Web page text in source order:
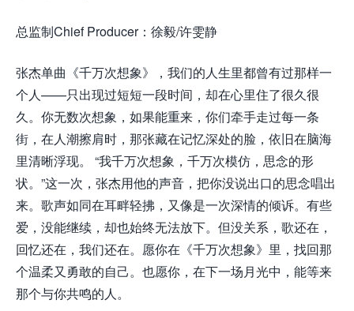
总监制Chief Producer：徐毅/许雯静
张杰单曲《千万次想象》，我们的人生里都曾有过那样一
个人——只出现过短短一段时间，却在心里住了很久很
久。你无数次想象，如果能重来，你们牵手走过每一条
街，在人潮擦肩时，那张藏在记忆深处的脸，依旧在脑海
里清晰浮现。 “我千万次想象，千万次模仿，思念的形
状。”这一次，张杰用他的声音，把你没说出口的思念唱出
来。歌声如同在耳畔轻拂，又像是一次深情的倾诉。有些
爱，没能继续，却也始终无法放下。但没关系，歌还在，
回忆还在，我们还在。愿你在《千万次想象》里，找回那
个温柔又勇敢的自己。也愿你，在下一场月光中，能等来
那个与你共鸣的人。